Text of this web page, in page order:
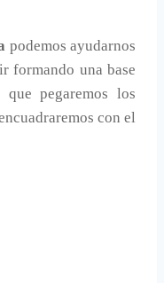
podemos ayudarnos
formando una base
pegaremos los
con el